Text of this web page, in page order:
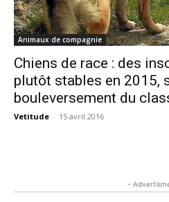
Animaux de compagnie
Chiens de race : des
plutôt stables en 2015,
bouleversement du
Vetitude - 15 avril 2016
-